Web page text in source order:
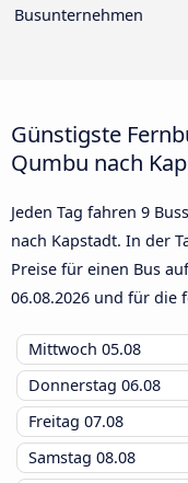
Busunternehmen
Günstigste
Qumbu nach
Jeden Tag fahren 9
nach Kapstadt. In der
Preise für einen Bus
06.08.2026 und für die
Mittwoch 05.08
Donnerstag 06.08
Freitag 07.08
Samstag 08.08